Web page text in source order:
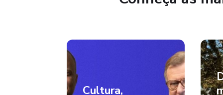
Cultura,